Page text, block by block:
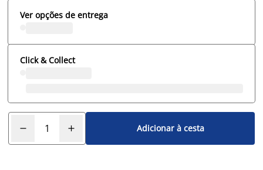
Ver opções de entrega
Click & Collect
Adicionar à cesta